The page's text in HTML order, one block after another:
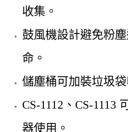
收集。
鼓風機設計避免粉
命。
儲塵桶可加裝垃圾袋
CS-1112、CS-1113
器使用。